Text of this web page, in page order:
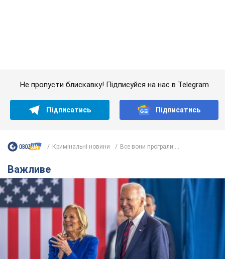
Не пропусти блискавку! Підписуйся на нас в Telegram
Підписатись Підписатись
Кримінальні новини Все вони програли:...
Важливе